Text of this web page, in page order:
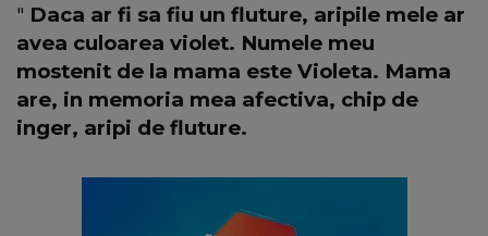
" Daca ar fi sa fiu un fluture, aripile mele ar
avea culoarea violet. Numele meu
mostenit de la mama este Violeta. Mama
are, in memoria mea afectiva, chip de
inger, aripi de fluture.